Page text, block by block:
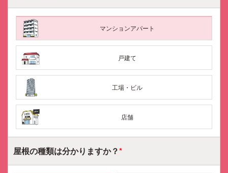
マンションアパート
戸建て
工場・ビル
店舗
屋根の種類は分かりますか？*